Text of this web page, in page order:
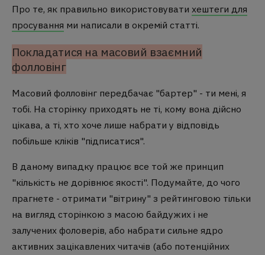
Про те, як правильно використовувати хештеги для
просування ми написали в окремій статті.
Покладатися на масовий взаємний
фолловінг
Масовий фолловінг передбачає "бартер" - ти мені, я
тобі. На сторінку приходять не ті, кому вона дійсно
цікава, а ті, хто хоче лише набрати у відповідь
побільше кліків "підписатися".
В даному випадку працює все той же принцип
"кількість не дорівнює якості". Подумайте, до чого
прагнете - отримати "вітрину" з рейтинговою тільки
на вигляд сторінкою з масою байдужих і не
залучених фоловерів, або набрати сильне ядро
активних зацікавлених читачів (або потенційних